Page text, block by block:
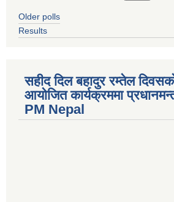
Older polls
Results
सहीद दिल बहादुर रम्तेल
आयोजित कार्यक्रममा
PM Nepal